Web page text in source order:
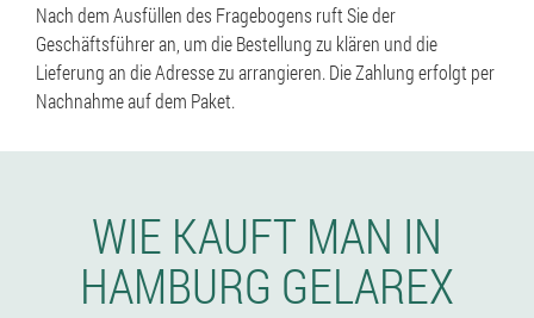
Nach dem Ausfüllen des Fragebogens ruft Sie der
Geschäftsführer an, um die Bestellung zu klären und die
Lieferung an die Adresse zu arrangieren. Die Zahlung erfolgt per
Nachnahme auf dem Paket.
WIE KAUFT MAN IN
HAMBURG GELAREX